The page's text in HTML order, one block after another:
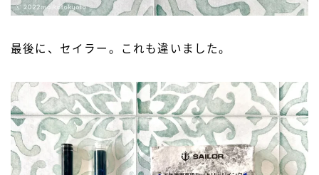
最後に、セイラー。これも違いました。